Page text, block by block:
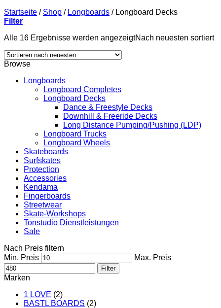
Startseite / Shop / Longboards /Longboard Decks
Filter
Alle 16 Ergebnisse werden angezeigtNach neuesten sortiert
Browse
Longboards
Longboard Completes
Longboard Decks
Dance & Freestyle Decks
Downhill & Freeride Decks
Long Distance Pumping/Pushing (LDP)
Longboard Trucks
Longboard Wheels
Skateboards
Surfskates
Protection
Accessories
Kendama
Fingerboards
Streetwear
Skate-Workshops
Tonstudio Dienstleistungen
Sale
Nach Preis filtern
Min. Preis
Max. Preis
Filter
Marken
1 LOVE (2)
BASTL BOARDS (2)